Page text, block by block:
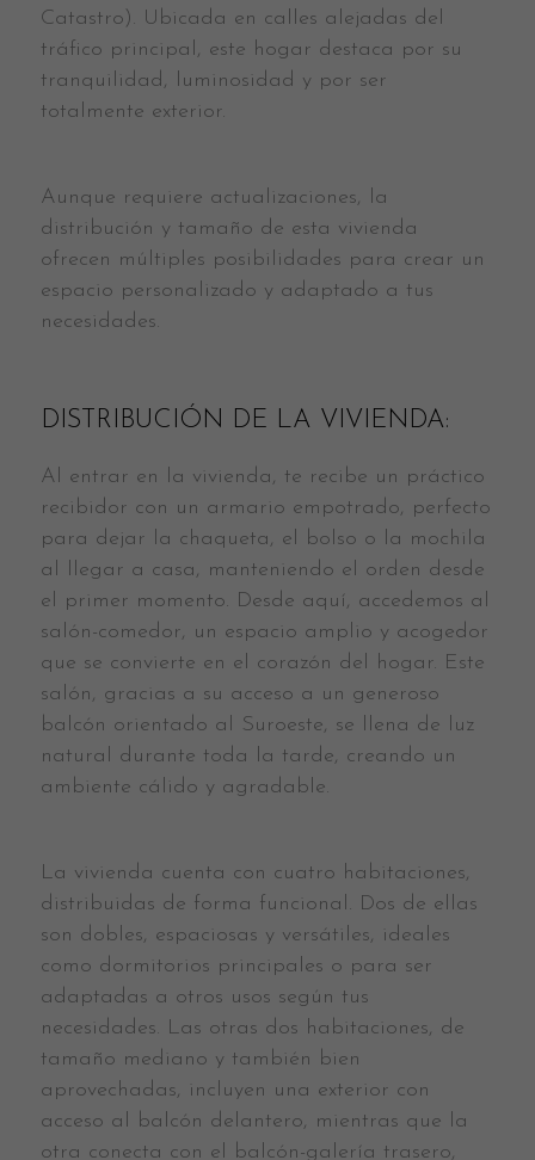
Catastro). Ubicada en calles alejadas del
tráfico principal, este hogar destaca por su
tranquilidad, luminosidad y por ser
totalmente exterior.
Aunque requiere actualizaciones, la
distribución y tamaño de esta vivienda
ofrecen múltiples posibilidades para crear un
espacio personalizado y adaptado a tus
necesidades.
DISTRIBUCIÓN DE LA VIVIENDA:
Al entrar en la vivienda, te recibe un práctico
recibidor con un armario empotrado, perfecto
para dejar la chaqueta, el bolso o la mochila
al llegar a casa, manteniendo el orden desde
el primer momento. Desde aquí, accedemos al
salón-comedor, un espacio amplio y acogedor
que se convierte en el corazón del hogar. Este
salón, gracias a su acceso a un generoso
balcón orientado al Suroeste, se llena de luz
natural durante toda la tarde, creando un
ambiente cálido y agradable.
La vivienda cuenta con cuatro habitaciones,
distribuidas de forma funcional. Dos de ellas
son dobles, espaciosas y versátiles, ideales
como dormitorios principales o para ser
adaptadas a otros usos según tus
necesidades. Las otras dos habitaciones, de
tamaño mediano y también bien
aprovechadas, incluyen una exterior con
acceso al balcón delantero, mientras que la
otra conecta con el balcón-galería trasero,